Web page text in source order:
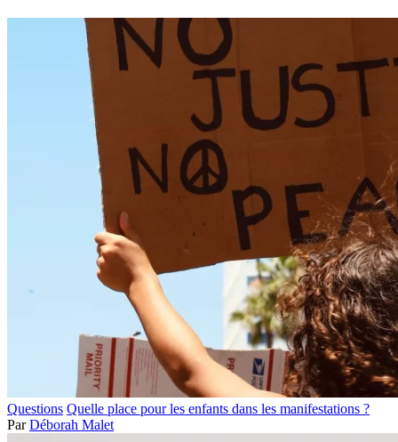
Questions Quelle place pour les enfants dans les manifestations ?
Par Déborah Malet